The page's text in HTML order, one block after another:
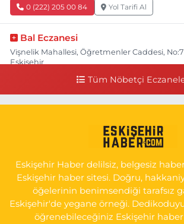
0 (222) 205 00 84 Yol Tarifi Al
Bal Eczanesi
Vişnelik Mahallesi, Öğretmenler Caddesi,
Eskişehir
0 (222) 225 50 00 Yol Tarifi Al
Gültepe Mahallesi, Halk Caddesi No:107 C
Yol Tarifi Al
Bizim Eczanesi
Emek Mahallesi, Ertaş Caddesi No:12 A
0 (222) 250 87 69 Yol Tarifi Al
Tüm Nöbetçi
Eskişehir Haber delilsiz, belgesiz
Eskişehir haber sitesi. Doğru,
öğelerinin benimsendiği tarafsız
Eskişehir'de yegane örneği.
öğrenebileceğiniz Eskişehir